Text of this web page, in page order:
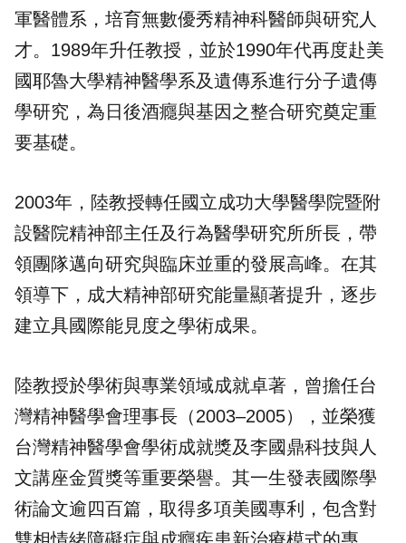
軍醫體系，培育無數優秀精神科醫師與研究人
才。1989年升任教授，並於1990年代再度赴美
國耶魯大學精神醫學系及遺傳系進行分子遺傳
學研究，為日後酒癮與基因之整合研究奠定重
要基礎。
2003年，陸教授轉任國立成功大學醫學院暨附
設醫院精神部主任及行為醫學研究所所長，帶
領團隊邁向研究與臨床並重的發展高峰。在其
領導下，成大精神部研究能量顯著提升，逐步
建立具國際能見度之學術成果。
陸教授於學術與專業領域成就卓著，曾擔任台
灣精神醫學會理事長（2003–2005），並榮獲
台灣精神醫學會學術成就獎及李國鼎科技與人
文講座金質獎等重要榮譽。其一生發表國際學
術論文逾四百篇，取得多項美國專利，包含對